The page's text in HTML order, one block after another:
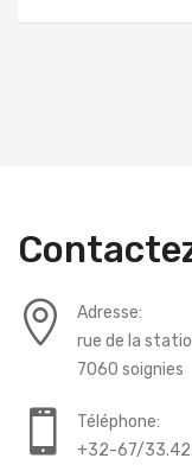
Adresse:
rue de la
7060 soignies
Téléphone:
+32-67/